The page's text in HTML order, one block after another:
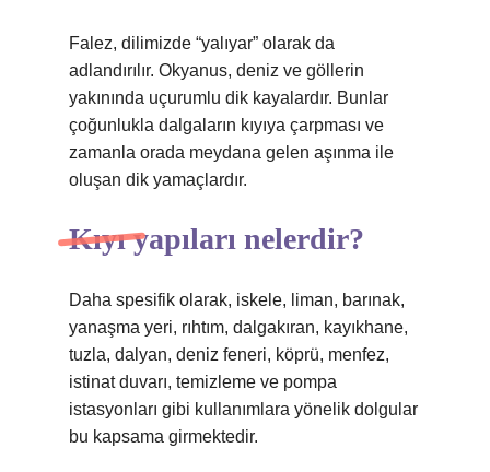
Falez, dilimizde “yalıyar” olarak da
adlandırılır. Okyanus, deniz ve göllerin
yakınında uçurumlu dik kayalardır. Bunlar
çoğunlukla dalgaların kıyıya çarpması ve
zamanla orada meydana gelen aşınma ile
oluşan dik yamaçlardır.
Kıyı yapıları nelerdir?
Daha spesifik olarak, iskele, liman, barınak,
yanaşma yeri, rıhtım, dalgakıran, kayıkhane,
tuzla, dalyan, deniz feneri, köprü, menfez,
istinat duvarı, temizleme ve pompa
istasyonları gibi kullanımlara yönelik dolgular
bu kapsama girmektedir.